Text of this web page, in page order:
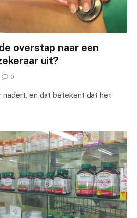
overstap naar een
uit?
0
nadert, en dat betekent dat het